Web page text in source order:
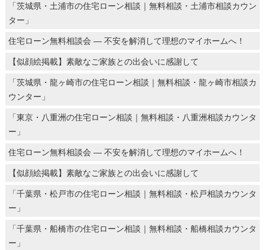
「茨城県・土浦市の住宅ローン相談｜無料相談・土浦市相談カウン
ター」
住宅ローン無料相談会 ― 不安を解消して理想のマイホームへ！
【似顔絵掲載】素敵なご家族との出会いに感謝して
「茨城県・龍ヶ崎市の住宅ローン相談｜無料相談・龍ヶ崎市相談カ
ウンター」
「東京・八重洲の住宅ローン相談｜無料相談・八重洲相談カウンタ
ー」
住宅ローン無料相談会 ― 不安を解消して理想のマイホームへ！
【似顔絵掲載】素敵なご家族との出会いに感謝して
「千葉県・松戸市の住宅ローン相談｜無料相談・松戸相談カウンタ
ー」
「千葉県・船橋市の住宅ローン相談｜無料相談・船橋相談カウンタ
ー」